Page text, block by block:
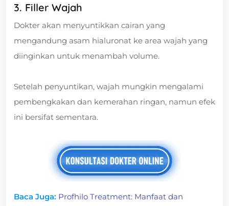
3. Filler Wajah
Dokter akan menyuntikkan cairan yang
mengandung asam hialuronat ke area wajah yang
diinginkan untuk menambah volume.
Setelah penyuntikan, wajah mungkin mengalami
pembengkakan dan kemerahan ringan, namun efek
ini bersifat sementara.
Baca Juga: Profhilo Treatment: Manfaat dan